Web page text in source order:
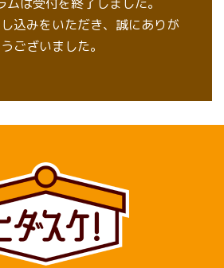
込みをいただき、誠にありが
ございました。